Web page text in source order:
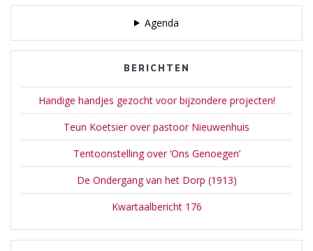
Agenda
BERICHTEN
Handige handjes gezocht voor bijzondere projecten!
Teun Koetsier over pastoor Nieuwenhuis
Tentoonstelling over ‘Ons Genoegen’
De Ondergang van het Dorp (1913)
Kwartaalbericht 176